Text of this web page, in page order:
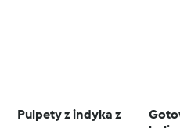
Pulpety z indyka z